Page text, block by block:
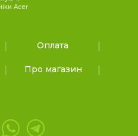
Acer
Оплата
Про магазин